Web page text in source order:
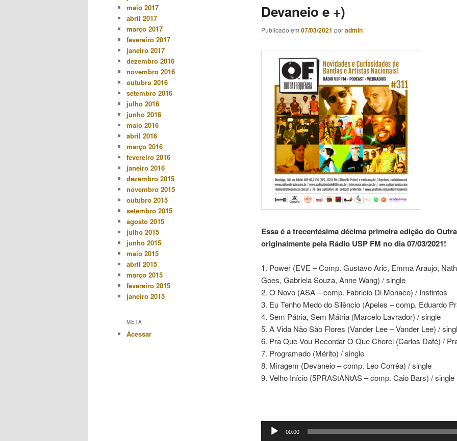
Devaneio e +)
Publicado em 07/03/2021 poradmin
Essa é a trecentésima décima primeira edição do
originalmente pela Rádio USP FM no dia 07/03/2021!
1. Power (EVE – Comp. Gustavo Aric, Emma Araujo,
Goes, Gabriela Souza, Anne Wang) / single
2. O Novo (ASA – comp. Fabricio Di Monaco) / Instintos
3. Eu Tenho Medo do Silêncio (Apeles – comp. Eduardo
4. Sem Pátria, Sem Mátria (Marcelo Lavrador) / single
5. A Vida Não São Flores (Vander Lee – Vander Lee) /
6. Pra Que Vou Recordar O Que Chorei (Carlos Dafé) /
7. Programado (Mérito) / single
8. Miragem (Devaneio – comp. Leo Corrêa) / single
9. Velho Início (5PRAStANtAS – comp. Caio Bars) / single
Tocador 00:00
maio 2017
abril 2017
março 2017
fevereiro 2017
janeiro 2017
dezembro 2016
novembro 2016
outubro 2016
setembro 2016
julho 2016
junho 2016
maio 2016
abril 2016
março 2016
fevereiro 2016
janeiro 2016
dezembro 2015
novembro 2015
outubro 2015
setembro 2015
agosto 2015
julho 2015
junho 2015
maio 2015
abril 2015
março 2015
fevereiro 2015
janeiro 2015
META
Acessar